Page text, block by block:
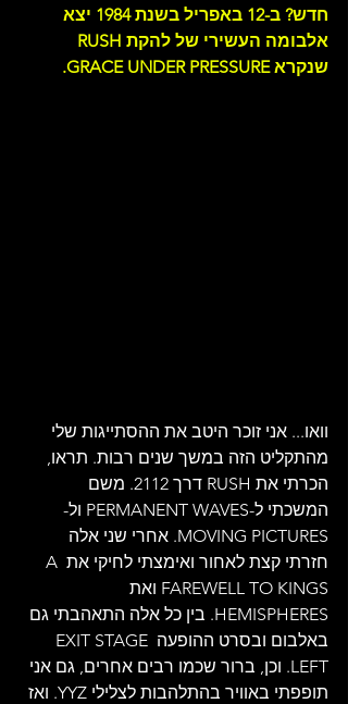
חדש? ב-12 באפריל בשנת 1984 יצא
שנקרא GRACE UNDER PRESSURE.
וואו... אני זוכר היטב את ההסתייגות שלי
מהתקליט הזה במשך שנים רבות. תראו,
הכרתי את RUSH דרך 2112. משם
המשכתי ל-PERMANENT WAVES ול-
MOVING PICTURES. אחרי שני אלה
חזרתי קצת לאחור ואימצתי לחיקי את A
FAREWELL TO KINGS ואת
HEMISPHERES. בין כל אלה התאהבתי גם
באלבום ובסרט ההופעה EXIT STAGE
LEFT. וכן, ברור שכמו רבים אחרים, גם אני
תופפתי באוויר בהתלהבות לצלילי YYZ. ואז